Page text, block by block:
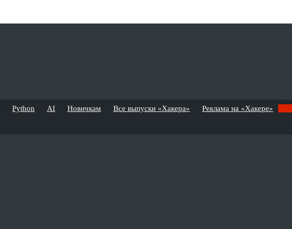
Python AI Новичкам Все выпуски «Хакера» Реклама на «Хакере»